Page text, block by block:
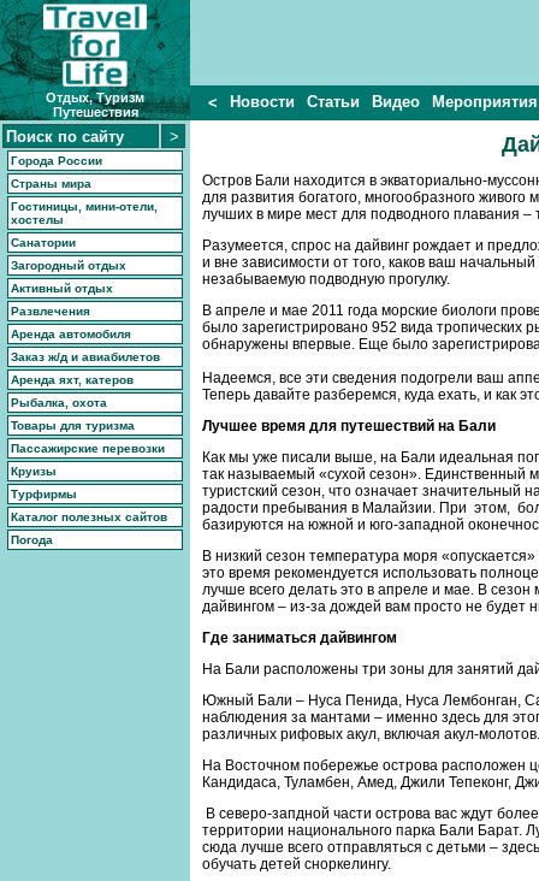
Отдых, Туризм
Путешествия
< Новости Статьи Видео Мероприятия
Города России
Страны мира
Гостиницы, мини-отели,
хостелы
Санатории
Загородный отдых
Активный отдых
Развлечения
Аренда автомобиля
Заказ ж/д и авиабилетов
Аренда яхт, катеров
Рыбалка, охота
Товары для туризма
Пассажирские перевозки
Круизы
Турфирмы
Каталог полезных сайтов
Погода
Остров Бали находится в экваториально-
для развития богатого, многообразного
лучших в мире мест для подводного плавания –
Разумеется, спрос на дайвинг рождает и
и вне зависимости от того, каков ваш
незабываемую подводную прогулку.
В апреле и мае 2011 года морские биологи
было зарегистрировано 952 вида
обнаружены впервые. Еще было
Надеемся, все эти сведения подогрели ваш
Теперь давайте разберемся, куда ехать, и как
Лучшее время для путешествий на Бали
Как мы уже писали выше, на Бали идеальная
так называемый «сухой сезон». Единственный
туристский сезон, что означает значительный
радости пребывания в Малайзии. При этом,
базируются на южной и юго-западной
В низкий сезон температура моря
это время рекомендуется использовать
лучше всего делать это в апреле и мае. В
дайвингом – из-за дождей вам просто не будет
Где заниматься дайвингом
На Бали расположены три зоны для занятий
Южный Бали – Нуса Пенида, Нуса Лембонган,
наблюдения за мантами – именно здесь для
различных рифовых акул, включая акул-молотов.
На Восточном побережье острова расположен
Кандидаса, Туламбен, Амед, Джили Тепеконг,
В северо-запдной части острова вас ждут
территории национального парка Бали Барат.
сюда лучше всего отправляться с детьми –
обучать детей сноркелингу.